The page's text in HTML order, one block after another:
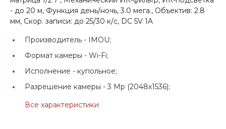
- до 20 м, Функция день/ночь, 3.0 мега., Объектив: 2.8
мм, Скор. записи: до 25/30 к/c, DC 5V 1A
Производитель - IMOU;
Формат камеры - Wi-Fi;
Исполнение - купольное;
Разрешение камеры - 3 Mp (2048x1536);
Все характеристики